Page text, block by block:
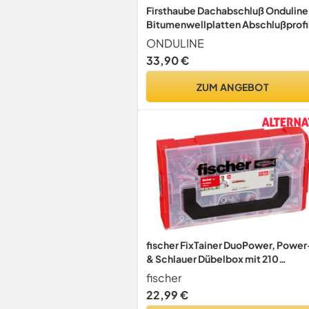
Firsthaube Dachabschluß Onduline
Bitumenwellplatten
grau
ONDULINE
33,90 €
ZUM ANGEBOT
fischer FixTainer DuoPower,
& Schlauer Dübelbox mit 210
DuoPower Dübeln (120 Stk. 6 x 30,
Stk. 8 x 40, 30 Stk. 10 x 50),
Universaldübel für zahlreiche
fischer
22,99 €